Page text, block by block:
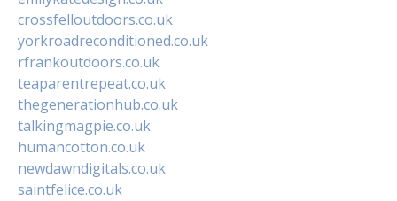
crossfelloutdoors.co.uk
yorkroadreconditioned.co.uk
rfrankoutdoors.co.uk
teaparentrepeat.co.uk
thegenerationhub.co.uk
talkingmagpie.co.uk
humancotton.co.uk
newdawndigitals.co.uk
saintfelice.co.uk